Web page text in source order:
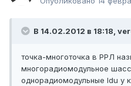
В 14.02.2012 в 18:18,
точка-многоточка в РРЛ
многорадиомодульное
однорадиомодульные Idu у